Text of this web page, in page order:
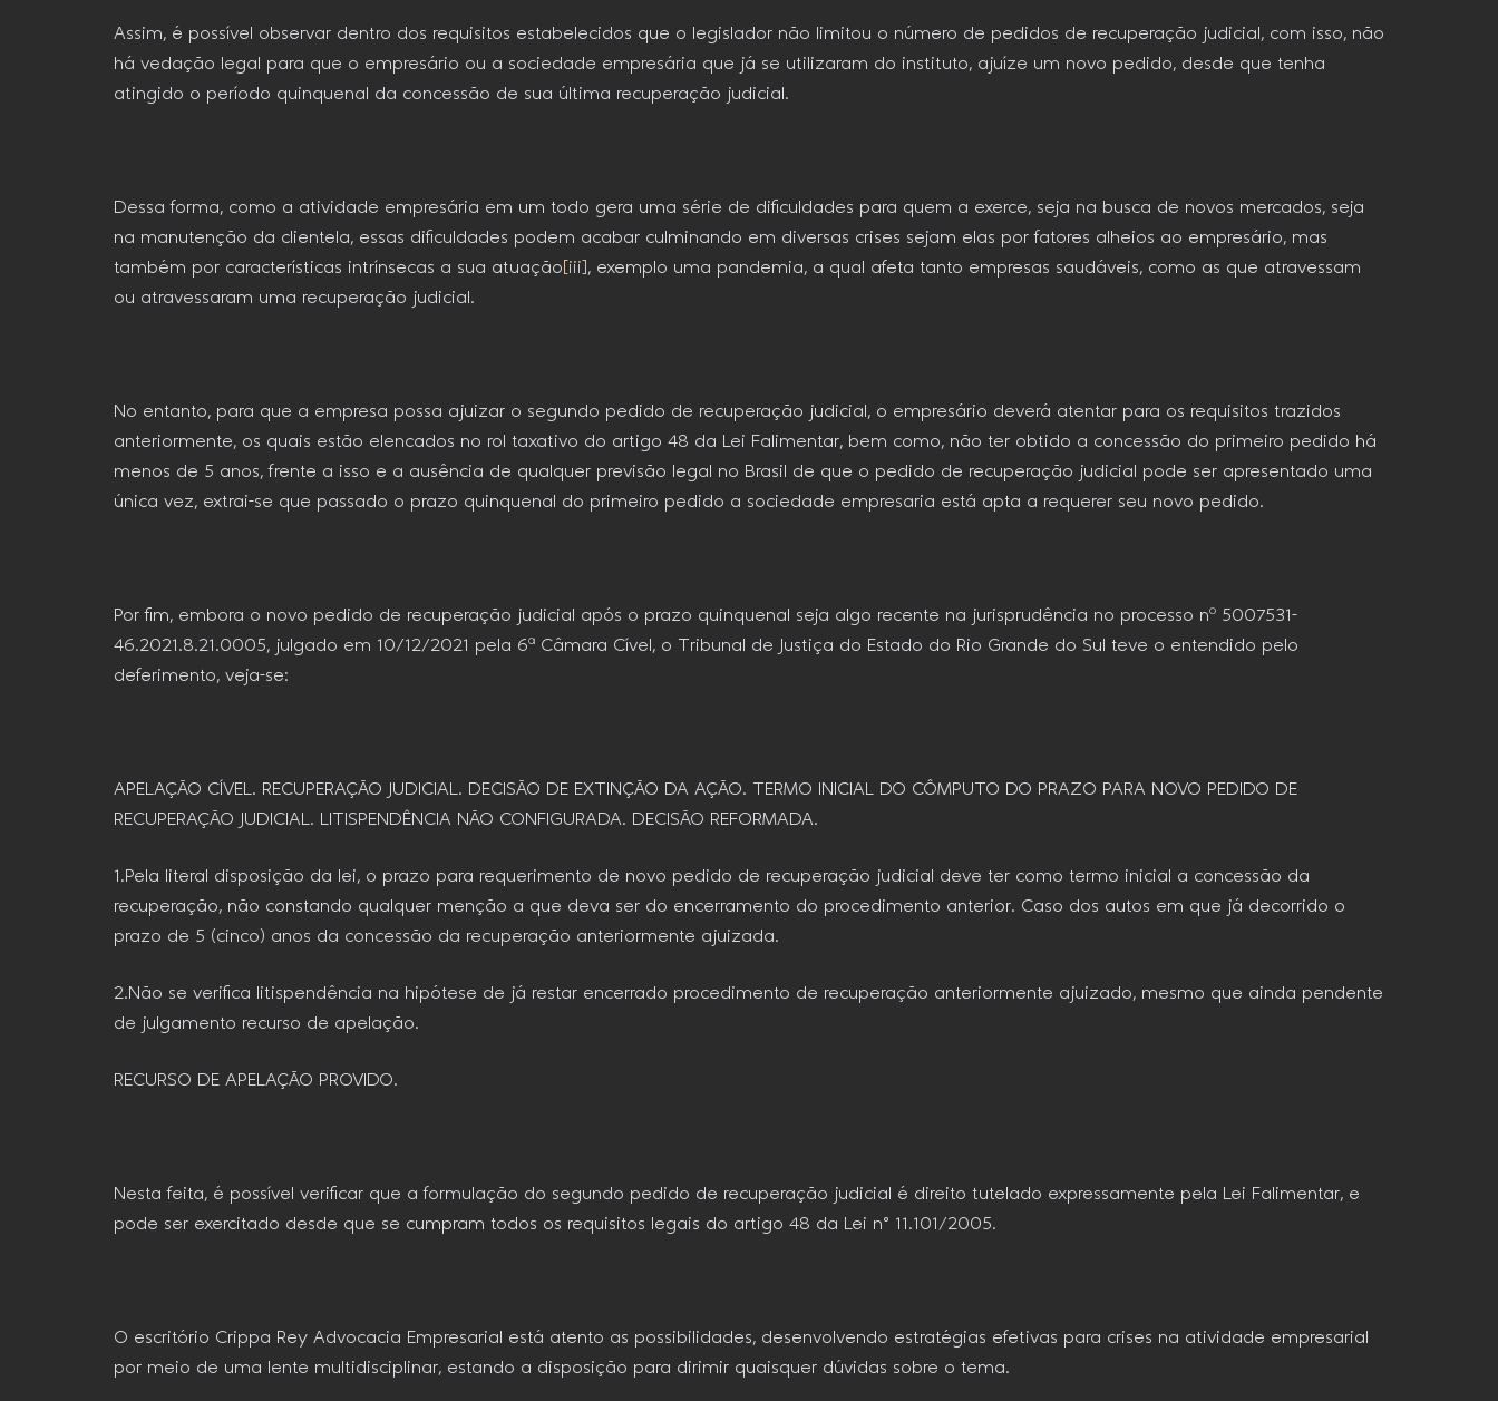
Assim, é possível observar dentro dos requisitos estabelecidos que o legislador não limitou o número de pedidos de recuperação judicial, com isso, não
há vedação legal para que o empresário ou a sociedade empresária que já se utilizaram do instituto, ajuíze um novo pedido, desde que tenha
atingido o período quinquenal da concessão de sua última recuperação judicial.
Dessa forma, como a atividade empresária em um todo gera uma série de dificuldades para quem a exerce, seja na busca de novos mercados, seja
na manutenção da clientela, essas dificuldades podem acabar culminando em diversas crises sejam elas por fatores alheios ao empresário, mas
também por características intrínsecas a sua atuação[iii], exemplo uma pandemia, a qual afeta tanto empresas saudáveis, como as que atravessam
ou atravessaram uma recuperação judicial.
No entanto, para que a empresa possa ajuizar o segundo pedido de recuperação judicial, o empresário deverá atentar para os requisitos trazidos
anteriormente, os quais estão elencados no rol taxativo do artigo 48 da Lei Falimentar, bem como, não ter obtido a concessão do primeiro pedido há
menos de 5 anos, frente a isso e a ausência de qualquer previsão legal no Brasil de que o pedido de recuperação judicial pode ser apresentado uma
única vez, extrai-se que passado o prazo quinquenal do primeiro pedido a sociedade empresaria está apta a requerer seu novo pedido.
Por fim, embora o novo pedido de recuperação judicial após o prazo quinquenal seja algo recente na jurisprudência no processo nº 5007531-
46.2021.8.21.0005, julgado em 10/12/2021 pela 6ª Câmara Cível, o Tribunal de Justiça do Estado do Rio Grande do Sul teve o entendido pelo
deferimento, veja-se:
APELAÇÃO CÍVEL. RECUPERAÇÃO JUDICIAL. DECISÃO DE EXTINÇÃO DA AÇÃO. TERMO INICIAL DO CÔMPUTO DO PRAZO PARA NOVO PEDIDO DE
RECUPERAÇÃO JUDICIAL. LITISPENDÊNCIA NÃO CONFIGURADA. DECISÃO REFORMADA.
1.Pela literal disposição da lei, o prazo para requerimento de novo pedido de recuperação judicial deve ter como termo inicial a concessão da
recuperação, não constando qualquer menção a que deva ser do encerramento do procedimento anterior. Caso dos autos em que já decorrido o
prazo de 5 (cinco) anos da concessão da recuperação anteriormente ajuizada.
2.Não se verifica litispendência na hipótese de já restar encerrado procedimento de recuperação anteriormente ajuizado, mesmo que ainda pendente
de julgamento recurso de apelação.
RECURSO DE APELAÇÃO PROVIDO.
Nesta feita, é possível verificar que a formulação do segundo pedido de recuperação judicial é direito tutelado expressamente pela Lei Falimentar, e
pode ser exercitado desde que se cumpram todos os requisitos legais do artigo 48 da Lei n° 11.101/2005.
O escritório Crippa Rey Advocacia Empresarial está atento as possibilidades, desenvolvendo estratégias efetivas para crises na atividade empresarial
por meio de uma lente multidisciplinar, estando a disposição para dirimir quaisquer dúvidas sobre o tema.